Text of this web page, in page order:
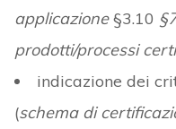
applicazione§3.10
prodotti/processi
indicazione dei
(schema di